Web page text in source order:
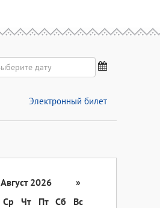
Электронный билет
Август 2026
»
Ср Чт Пт Сб
Вс